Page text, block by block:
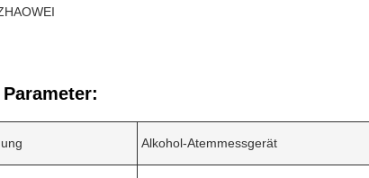
Alkohol-Atemmessgerät